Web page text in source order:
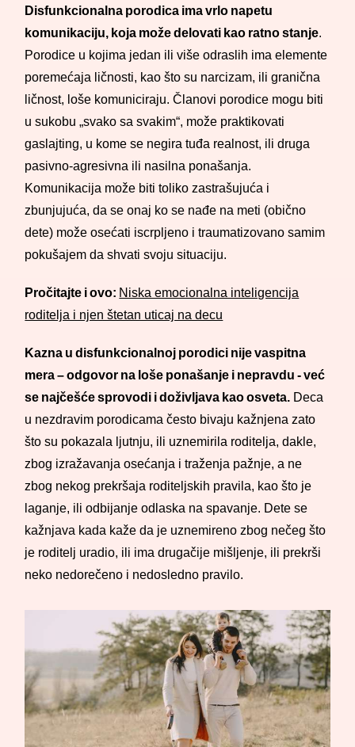
Disfunkcionalna porodica ima vrlo napetu
komunikaciju, koja može delovati kao ratno stanje.
Porodice u kojima jedan ili više odraslih ima elemente
poremećaja ličnosti, kao što su narcizam, ili granična
ličnost, loše komuniciraju. Članovi porodice mogu biti
u sukobu „svako sa svakim“, može praktikovati
gaslajting, u kome se negira tuđa realnost, ili druga
pasivno-agresivna ili nasilna ponašanja.
Komunikacija može biti toliko zastrašujuća i
zbunjujuća, da se onaj ko se nađe na meti (obično
dete) može osećati iscrpljeno i traumatizovano samim
pokušajem da shvati svoju situaciju.
Pročitajte i ovo: Niska emocionalna inteligencija
roditelja i njen štetan uticaj na decu
Kazna u disfunkcionalnoj porodici nije vaspitna
mera – odgovor na loše ponašanje i nepravdu - već
se najčešće sprovodi i doživljava kao osveta. Deca
u nezdravim porodicama često bivaju kažnjena zato
što su pokazala ljutnju, ili uznemirila roditelja, dakle,
zbog izražavanja osećanja i traženja pažnje, a ne
zbog nekog prekršaja roditeljskih pravila, kao što je
laganje, ili odbijanje odlaska na spavanje. Dete se
kažnjava kada kaže da je uznemireno zbog nečeg što
je roditelj uradio, ili ima drugačije mišljenje, ili prekrši
neko nedorečeno i nedosledno pravilo.